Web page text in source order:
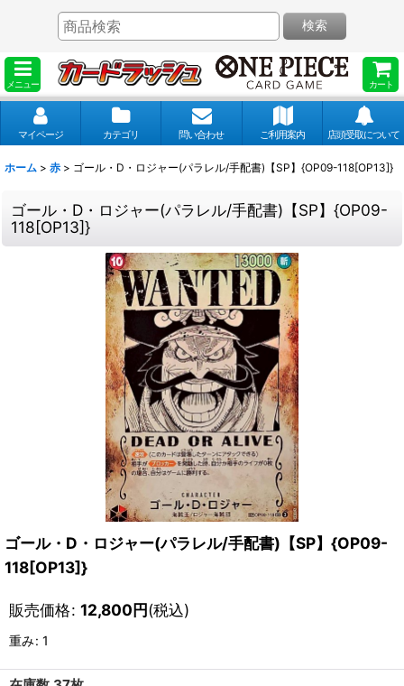
メニュー カート
検索
マイページ カテゴリ 問い合わせ ご利用案内 店頭受取について
ホーム > 赤 > ゴール・D・ロジャー(パラレル/手配書)【SP】{OP09-118[OP13]}
ゴール・D・ロジャー(パラレル/手配書)【SP】{OP09-
118[OP13]}
ゴール・D・ロジャー(パラレル/手配書)【SP】{OP09-
118[OP13]}
販売価格: 12,800円(税込)
重み: 1